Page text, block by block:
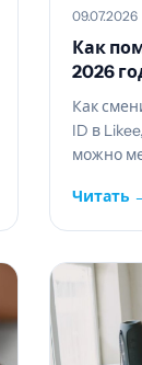
09.07.2026
Как
2026
Как
ID в
можно
Читать